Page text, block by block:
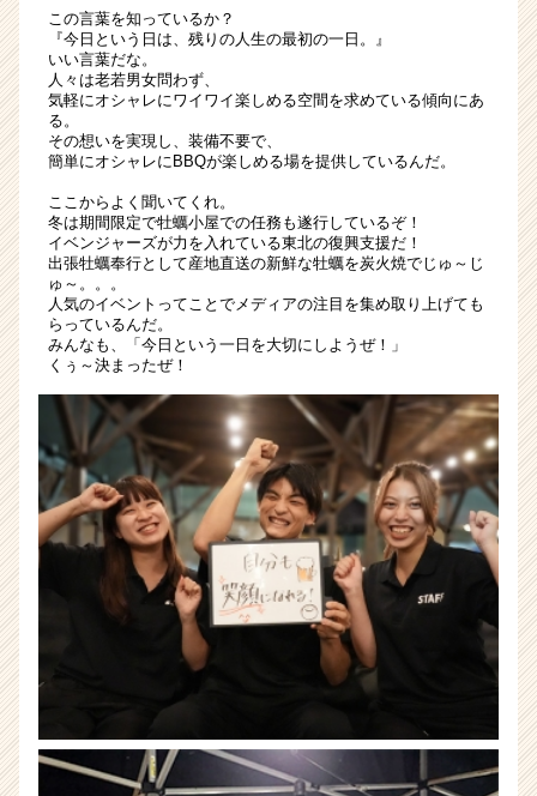
長
企
か
ら
ス
カ
ト
が
届
就
活
ア
キ
ャ
リ
ア
（CheerCareer）
この言葉を知っているか？
『今日という日は、残りの人生の最初の一日。』
いい言葉だな。
人々は老若男女問わず、
気軽にオシャレにワイワイ楽しめる空間を求めている傾向にあ
る。
その想いを実現し、装備不要で、
簡単にオシャレにBBQが楽しめる場を提供しているんだ。
ここからよく聞いてくれ。
冬は期間限定で牡蠣小屋での任務も遂行しているぞ！
イベンジャーズが力を入れている東北の復興支援だ！
出張牡蠣奉行として産地直送の新鮮な牡蠣を炭火焼でじゅ～じ
ゅ～。。。
人気のイベントってことでメディアの注目を集め取り上げても
らっているんだ。
みんなも、「今日という一日を大切にしようぜ！」
くぅ～決まったぜ！